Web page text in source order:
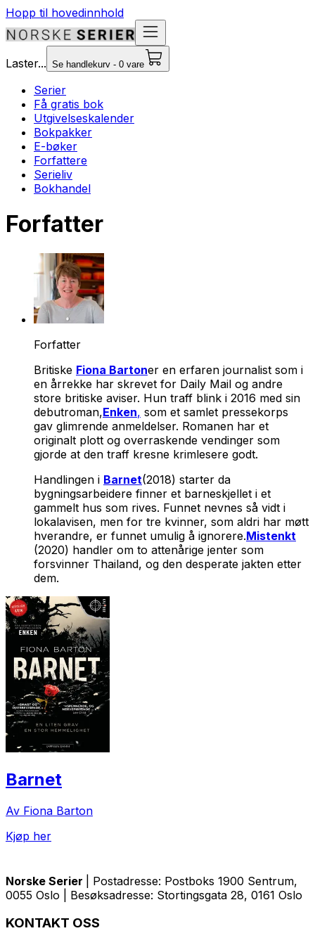
Hopp til hovedinnhold
Laster... Se handlekurv - 0 vare
Serier
Få gratis bok
Utgivelseskalender
Bokpakker
E-bøker
Forfattere
Serieliv
Bokhandel
Forfatter
Forfatter
Britiske Fiona Bartoner en erfaren journalist som i
en årrekke har skrevet for Daily Mail og andre
store britiske aviser. Hun traff blink i 2016 med sin
debutroman,Enken, som et samlet pressekorps
gav glimrende anmeldelser. Romanen har et
originalt plott og overraskende vendinger som
gjorde at den traff kresne krimlesere godt.
Handlingen i Barnet(2018) starter da
bygningsarbeidere finner et barneskjellet i et
gammelt hus som rives. Funnet nevnes så vidt i
lokalavisen, men for tre kvinner, som aldri har møtt
hverandre, er funnet umulig å ignorere.Mistenkt
(2020) handler om to attenårige jenter som
forsvinner Thailand, og den desperate jakten etter
dem.
Barnet
Av Fiona Barton
Kjøp her
Norske Serier
| Postadresse: Postboks 1900 Sentrum,
0055 Oslo | Besøksadresse: Stortingsgata 28, 0161 Oslo
KONTAKT OSS